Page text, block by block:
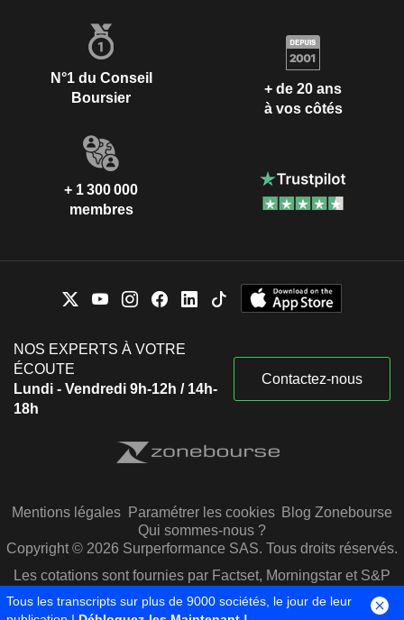
N°1 du Conseil
Boursier
+ de 20 ans
à vos côtés
+ 1 300 000
membres
NOS EXPERTS À VOTRE
ÉCOUTE
Lundi - Vendredi 9h-12h / 14h-
18h
Contactez-nous
Mentions légales Paramétrer les cookies Blog Zonebourse
Qui sommes-nous ?
Copyright © 2026 Surperformance SAS. Tous droits réservés.
Les cotations sont fournies par Factset, Morningstar et S&P
Capital IQ
Tous les transcripts sur plus de 9000 sociétés, le jour de leur